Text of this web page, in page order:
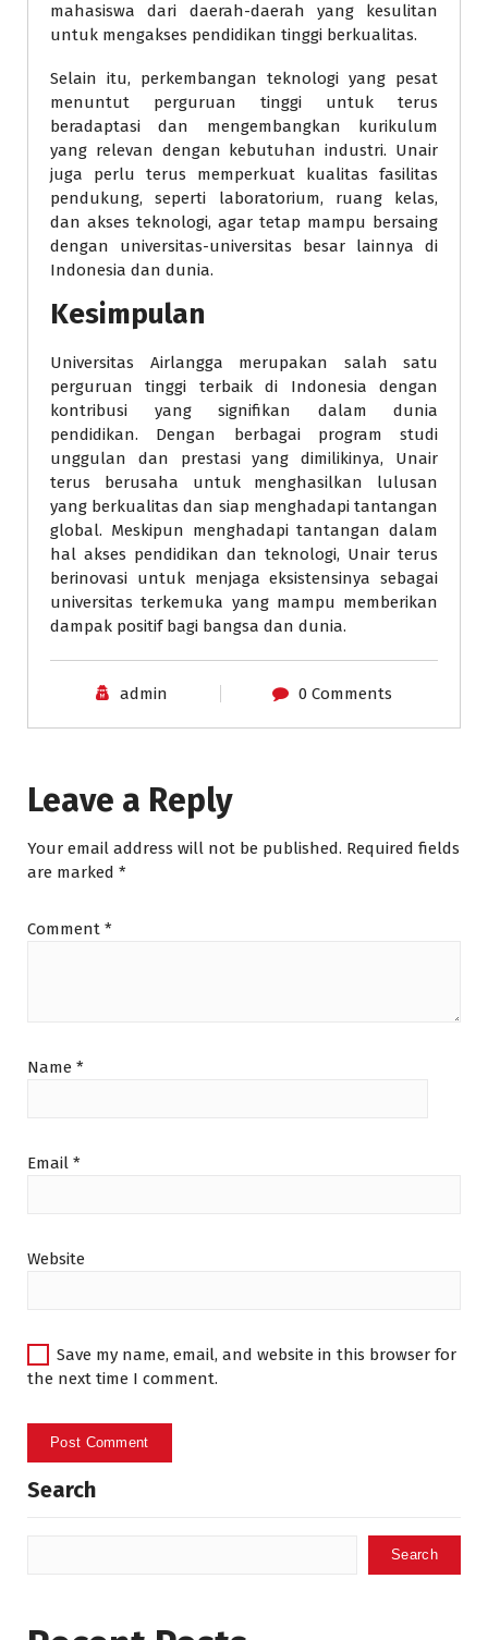
mahasiswa dari daerah-daerah yang kesulitan
untuk mengakses pendidikan tinggi berkualitas.
Selain itu, perkembangan teknologi yang pesat
menuntut perguruan tinggi untuk terus
beradaptasi dan mengembangkan kurikulum
yang relevan dengan kebutuhan industri. Unair
juga perlu terus memperkuat kualitas fasilitas
pendukung, seperti laboratorium, ruang kelas,
dan akses teknologi, agar tetap mampu bersaing
dengan universitas-universitas besar lainnya di
Indonesia dan dunia.
Kesimpulan
Universitas Airlangga merupakan salah satu
perguruan tinggi terbaik di Indonesia dengan
kontribusi yang signifikan dalam dunia
pendidikan. Dengan berbagai program studi
unggulan dan prestasi yang dimilikinya, Unair
terus berusaha untuk menghasilkan lulusan
yang berkualitas dan siap menghadapi tantangan
global. Meskipun menghadapi tantangan dalam
hal akses pendidikan dan teknologi, Unair terus
berinovasi untuk menjaga eksistensinya sebagai
universitas terkemuka yang mampu memberikan
dampak positif bagi bangsa dan dunia.
admin 0 Comments
Leave a Reply
Your email address will not be published. Required fields
are marked *
Comment *
Name *
Email *
Website
Save my name, email, and website in this browser for
the next time I comment.
Search
Search